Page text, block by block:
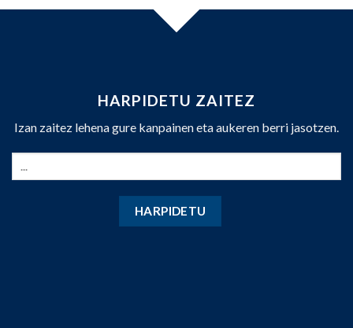
HARPIDETU ZAITEZ
Izan zaitez lehena gure kanpainen eta aukeren berri jasotzen.